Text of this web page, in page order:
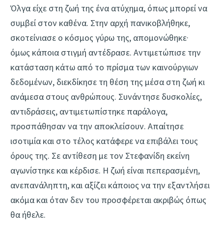
Όλγα είχε στη ζωή της ένα ατύχημα, όπως μπορεί να
συμβεί στον καθένα. Στην αρχή πανικοβλήθηκε,
σκοτείνιασε ο κόσμος γύρω της, απομονώθηκε·
όμως κάποια στιγμή αντέδρασε. Αντιμετώπισε την
κατάσταση κάτω από το πρίσμα των καινούργιων
δεδομένων, διεκδίκησε τη θέση της μέσα στη ζωή κι
ανάμεσα στους ανθρώπους. Συνάντησε δυσκολίες,
αντιδράσεις, αντιμετωπίστηκε παράλογα,
προσπάθησαν να την αποκλείσουν. Απαίτησε
ισοτιμία και στο τέλος κατάφερε να επιβάλει τους
όρους της. Σε αντίθεση με τον Στεφανίδη εκείνη
αγωνίστηκε και κέρδισε. Η ζωή είναι πεπερασμένη,
ανεπανάληπτη, και αξίζει κάποιος να την εξαντλήσει
ακόμα και όταν δεν του προσφέρεται ακριβώς όπως
θα ήθελε.